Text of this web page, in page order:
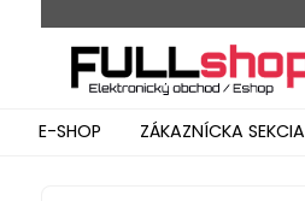
E-SHOP ZÁKAZNÍCKA SEKCIA